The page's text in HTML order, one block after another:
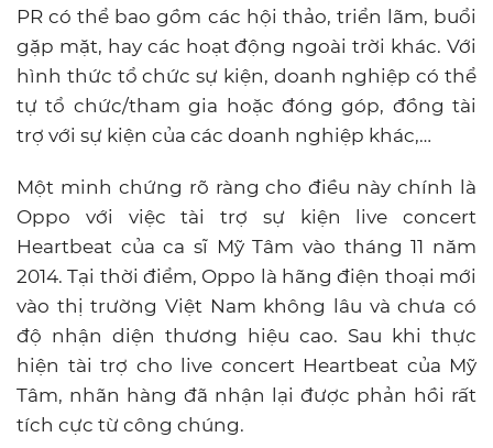
PR có thể bao gồm các hội thảo, triển lãm, buổi
gặp mặt, hay các hoạt động ngoài trời khác. Với
hình thức tổ chức sự kiện, doanh nghiệp có thể
tự tổ chức/tham gia hoặc đóng góp, đồng tài
trợ với sự kiện của các doanh nghiệp khác,…
Một minh chứng rõ ràng cho điều này chính là
Oppo với việc tài trợ sự kiện live concert
Heartbeat của ca sĩ Mỹ Tâm vào tháng 11 năm
2014. Tại thời điểm, Oppo là hãng điện thoại mới
vào thị trường Việt Nam không lâu và chưa có
độ nhận diện thương hiệu cao. Sau khi thực
hiện tài trợ cho live concert Heartbeat của Mỹ
Tâm, nhãn hàng đã nhận lại được phản hồi rất
tích cực từ công chúng.